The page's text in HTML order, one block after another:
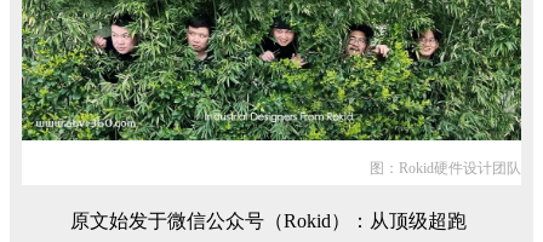
图：Rokid硬件设计团队
原文始发于微信公众号（Rokid）：从顶级超跑